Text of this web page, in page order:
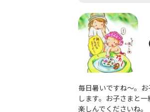
毎日暑いですね～。
します。お子さまと
楽しんでくださいね。